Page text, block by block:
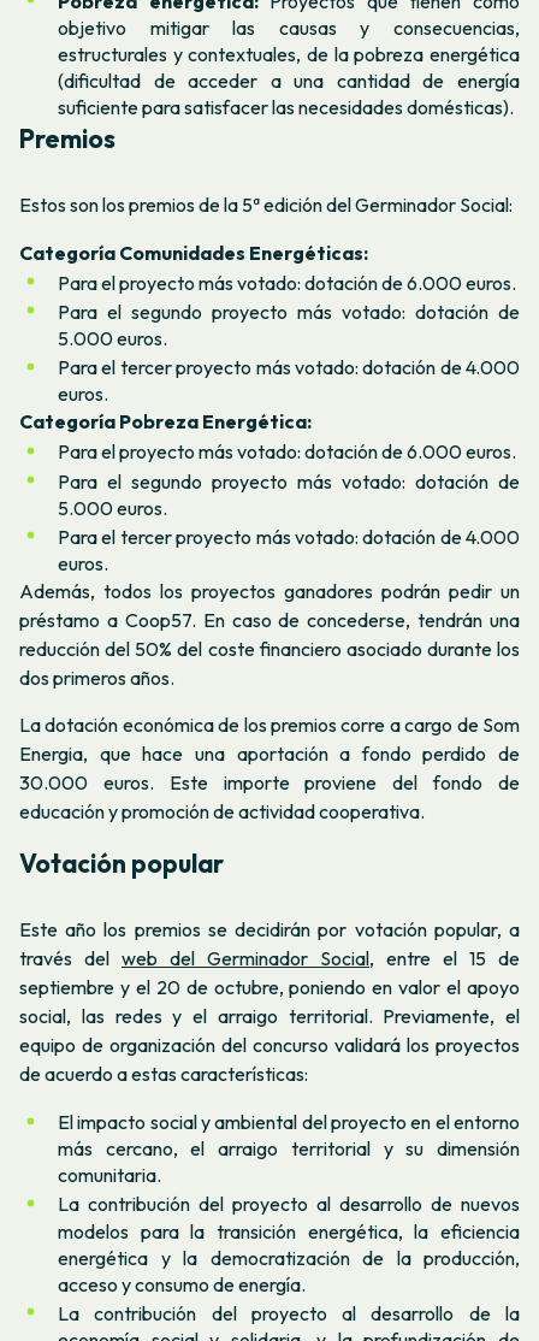
objetivo mitigar las causas y consecuencias,
estructurales y contextuales, de la pobreza energética
(dificultad de acceder a una cantidad de energía
suficiente para satisfacer las necesidades domésticas).
Premios
Estos son los premios de la 5ª edición del Germinador Social:
Categoría Comunidades Energéticas:
Para el proyecto más votado: dotación de 6.000 euros.
Para el segundo proyecto más votado: dotación de
5.000 euros.
Para el tercer proyecto más votado: dotación de 4.000
euros.
Categoría Pobreza Energética:
Para el proyecto más votado: dotación de 6.000 euros.
Para el segundo proyecto más votado: dotación de
5.000 euros.
Para el tercer proyecto más votado: dotación de 4.000
euros.
Además, todos los proyectos ganadores podrán pedir un
préstamo a Coop57. En caso de concederse, tendrán una
reducción del 50% del coste financiero asociado durante los
dos primeros años.
La dotación económica de los premios corre a cargo de Som
Energia, que hace una aportación a fondo perdido de
30.000 euros. Este importe proviene del fondo de
educación y promoción de actividad cooperativa.
Votación popular
Este año los premios se decidirán por votación popular, a
través del web del Germinador Social, entre el 15 de
septiembre y el 20 de octubre, poniendo en valor el apoyo
social, las redes y el arraigo territorial. Previamente, el
equipo de organización del concurso validará los proyectos
de acuerdo a estas características:
El impacto social y ambiental del proyecto en el entorno
más cercano, el arraigo territorial y su dimensión
comunitaria.
La contribución del proyecto al desarrollo de nuevos
modelos para la transición energética, la eficiencia
energética y la democratización de la producción,
acceso y consumo de energía.
La contribución del proyecto al desarrollo de la